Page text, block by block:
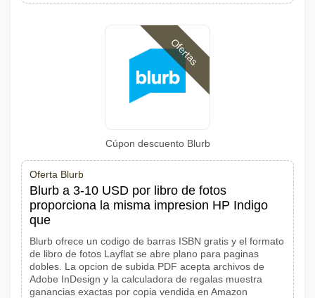
Ofertas
Cúpon descuento Blurb
Oferta Blurb
Blurb a 3-10 USD por libro de fotos
proporciona la misma impresion HP Indigo
que
Blurb ofrece un codigo de barras ISBN gratis y el formato
de libro de fotos Layflat se abre plano para paginas
dobles. La opcion de subida PDF acepta archivos de
Adobe InDesign y la calculadora de regalas muestra
ganancias exactas por copia vendida en Amazon